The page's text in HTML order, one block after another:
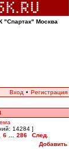
"Спартак" Москва
Вход • Регистрация
14284 ]
6 286
След.
Добавить